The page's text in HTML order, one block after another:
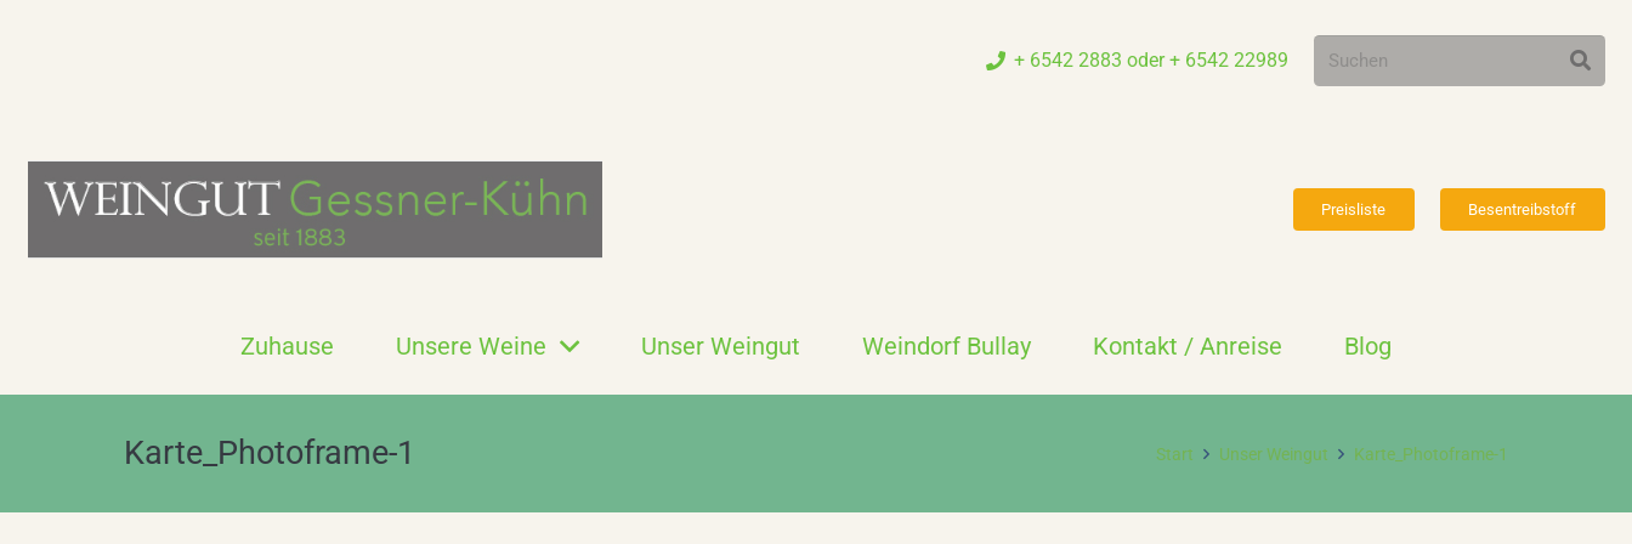
+ 6542 2883 oder + 6542 22989
Preisliste Besentreibstoff
Zuhause Unsere Weine Unser Weingut Weindorf Bullay Kontakt / Anreise Blog
Karte_Photoframe-1 Start Unser Weingut Karte_Photoframe-1